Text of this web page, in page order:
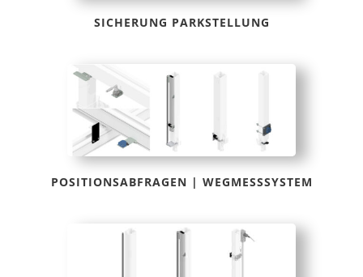
SICHERUNG PARKSTELLUNG
POSITIONSABFRAGEN | WEGMESSSYSTEM